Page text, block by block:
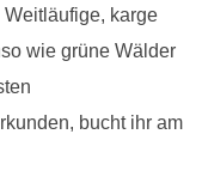
Weitläufige, karge
wie grüne Wälder
bucht ihr am